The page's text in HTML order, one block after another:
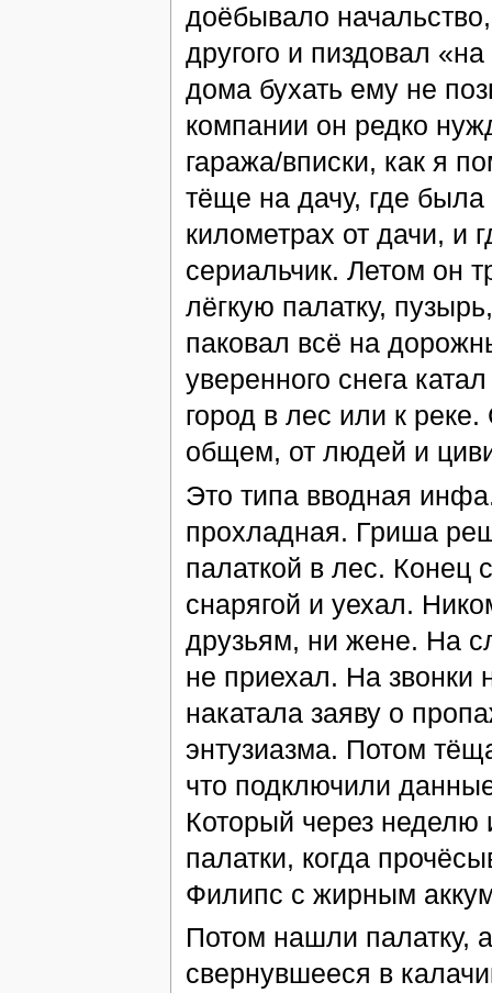
доёбывало
другого и пиздовал
дома бухать ему не
компании он редко
гаража/вписки, как я
тёще на дачу, где
километрах от дачи, и
сериальчик. Летом он
лёгкую палатку,
паковал всё на
уверенного снега
город в лес или к
общем, от людей и
Это типа вводная
прохладная. Гриша
палаткой в лес. Конец
снарягой и уехал.
друзьям, ни жене. На
не приехал. На звонки
накатала заяву о
энтузиазма. Потом
что подключили
Который через неделю
палатки, когда
Филипс с жирным
Потом нашли палатку,
свернувшееся в